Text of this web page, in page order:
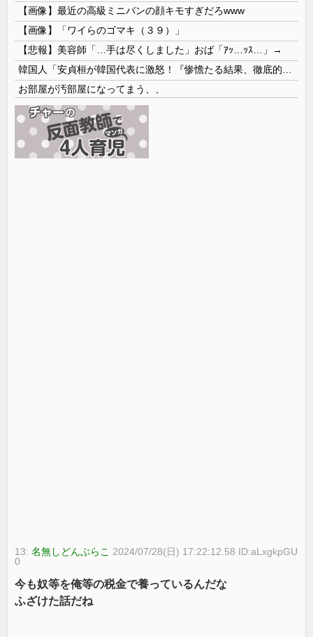
【画像】最近の高級ミニバンの顔キモすぎだろwww
【画像】「ワイらのゴマキ（３９）」
【悲報】美容師「…手は尽くしました」おば「ｱｯ…ｯｽ…」→
お部屋が汚部屋になってまう、、
13:名無しどんぶらこ 2024/07/28(日) 17:22:12.58 ID:aLxgkpGU
0
今も奴等を俺等の税金で養っているんだな
ふざけた話だね